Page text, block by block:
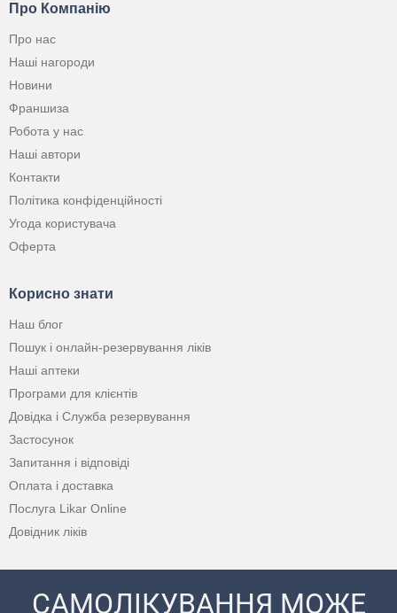
Про Компанію
Про нас
Наші нагороди
Новини
Франшиза
Робота у нас
Наші автори
Контакти
Політика конфіденційності
Угода користувача
Оферта
Корисно знати
Наш блог
Пошук і онлайн-резервування ліків
Наші аптеки
Програми для клієнтів
Довідка і Служба резервування
Застосунок
Запитання і відповіді
Оплата і доставка
Послуга Likar Online
Довідник ліків
САМОЛІКУВАННЯ МОЖЕ